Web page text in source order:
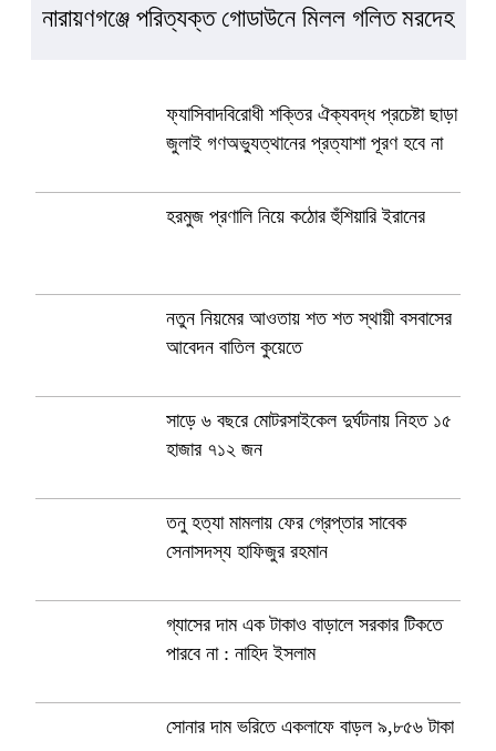
নারায়ণগঞ্জে পরিত্যক্ত গোডাউনে মিলল গলিত মরদেহ
ফ্যাসিবাদবিরোধী শক্তির ঐক্যবদ্ধ প্রচেষ্টা ছাড়া
জুলাই গণঅভ্যুত্থানের প্রত্যাশা পূরণ হবে না
হরমুজ প্রণালি নিয়ে কঠোর হুঁশিয়ারি ইরানের
নতুন নিয়মের আওতায় শত শত স্থায়ী বসবাসের
আবেদন বাতিল কুয়েতে
সাড়ে ৬ বছরে মোটরসাইকেল দুর্ঘটনায় নিহত ১৫
হাজার ৭১২ জন
তনু হত্যা মামলায় ফের গ্রেপ্তার সাবেক
সেনাসদস্য হাফিজুর রহমান
গ্যাসের দাম এক টাকাও বাড়ালে সরকার টিকতে
পারবে না : নাহিদ ইসলাম
সোনার দাম ভরিতে একলাফে বাড়ল ৯,৮৫৬ টাকা